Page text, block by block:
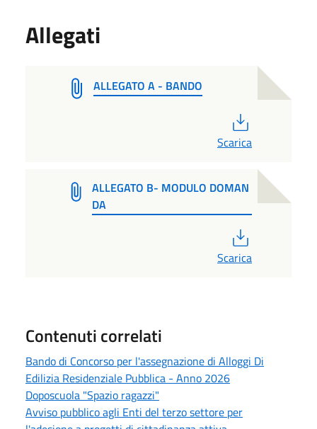
Allegati
ALLEGATO A - BANDO
Scarica
ALLEGATO B- MODULO DOMAN
DA
Scarica
Contenuti correlati
Bando di Concorso per l'assegnazione di Alloggi Di
Edilizia Residenziale Pubblica - Anno 2026
Doposcuola "Spazio ragazzi"
Avviso pubblico agli Enti del terzo settore per